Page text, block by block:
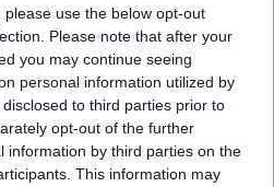
use the below opt-out
Please note that after your
you may continue seeing
personal information utilized by
to third parties prior to
opt-out of the further
information by third parties on the
This information may